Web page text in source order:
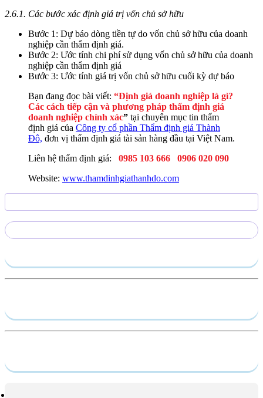
2.6.1. Các bước xác định giá trị vốn chủ sở hữu
Bước 1: Dự báo dòng tiền tự do vốn chủ sở hữu của doanh
nghiệp cần thẩm định giá.
Bước 2: Ước tính chi phí sử dụng vốn chủ sở hữu của doanh
nghiệp cần thẩm định giá
Bước 3: Ước tính giá trị vốn chủ sở hữu cuối kỳ dự báo
Bạn đang đọc bài viết: “Định giá doanh nghiệp là gì?
Các cách tiếp cận và phương pháp thẩm định giá
doanh nghiệp chính xác” tại chuyên mục tin thẩm
định giá của Công ty cổ phần Thẩm định giá Thành
Đô, đơn vị thẩm định giá tài sản hàng đầu tại Việt Nam.
Liên hệ thẩm định giá:
0985 103 666
0906 020 090
Website: www.thamdinhgiathanhdo.com